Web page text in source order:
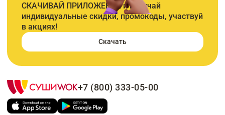
СКАЧИВАЙ ПРИЛОЖЕНИЕ и получай
индивидуальные скидки, промокоды, участвуй
в акциях!
Скачать
+7 (800) 333-05-00